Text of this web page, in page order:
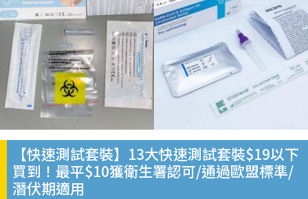
【快速測試套裝】13大快速測試套裝$19以下
買到！最平$10獲衛生署認可/通過歐盟標準/
潛伏期適用